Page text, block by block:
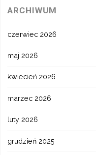
ARCHIWUM
czerwiec 2026
maj 2026
kwiecień 2026
marzec 2026
luty 2026
grudzień 2025